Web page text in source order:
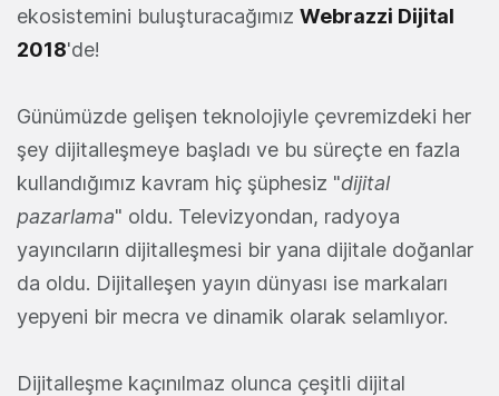
ekosistemini buluşturacağımız Webrazzi Dijital
2018'de!
Günümüzde gelişen teknolojiyle çevremizdeki her
şey dijitalleşmeye başladı ve bu süreçte en fazla
kullandığımız kavram hiç şüphesiz "dijital
pazarlama" oldu. Televizyondan, radyoya
yayıncıların dijitalleşmesi bir yana dijitale doğanlar
da oldu. Dijitalleşen yayın dünyası ise markaları
yepyeni bir mecra ve dinamik olarak selamlıyor.
Dijitalleşme kaçınılmaz olunca çeşitli dijital